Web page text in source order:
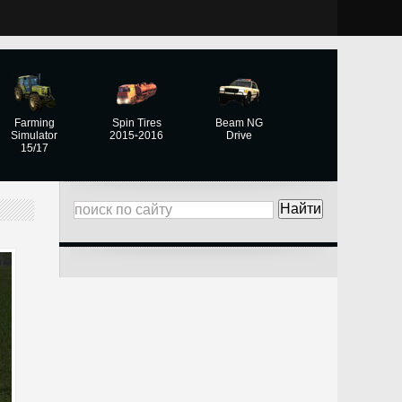
Farming
Simulator
15/17
Spin Tires
2015-2016
Beam NG
Drive